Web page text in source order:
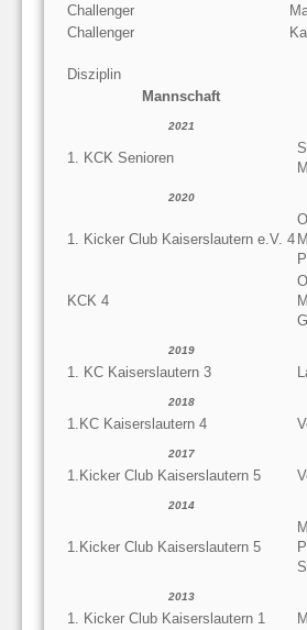
Challenger
Challenger
Disziplin
Mannschaft
2021
1. KCK Senioren
2020
1. Kicker Club Kaiserslautern e.V. 4
KCK 4
2019
1. KC Kaiserslautern 3
2018
1.KC Kaiserslautern 4
2017
1.Kicker Club Kaiserslautern 5
2014
1.Kicker Club Kaiserslautern 5
2013
1. Kicker Club Kaiserslautern 1